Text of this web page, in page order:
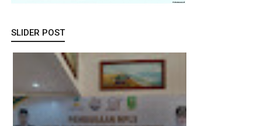
SLIDER POST